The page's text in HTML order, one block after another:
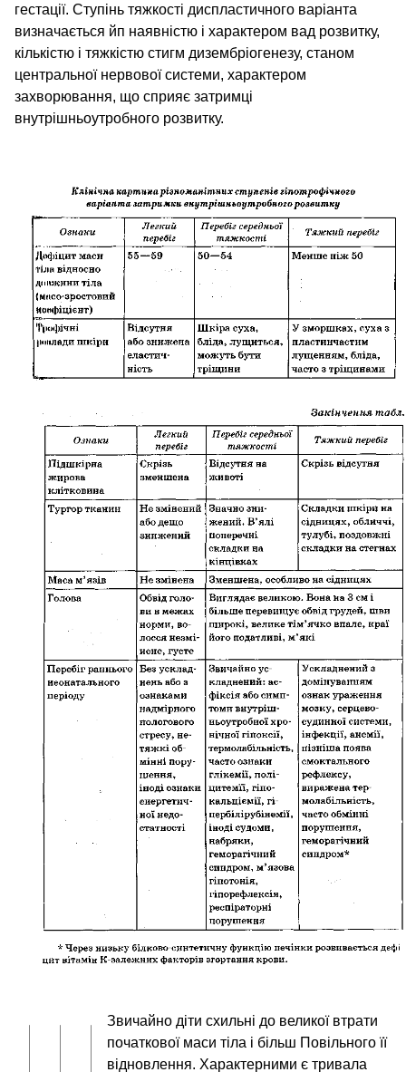
гестації. Ступінь тяжкості диспластичного варіанта
визначається йп наявністю і характером вад розвитку,
кількістю і тяжкістю стигм дизембріогенезу, станом
центральної нервової системи, характером
захворювання, що сприяє затримці
внутрішньоутробного розвитку.
Звичайно діти схильні до великої втрати
початкової маси тіла і більш Повільного її
відновлення. Характерними є тривала